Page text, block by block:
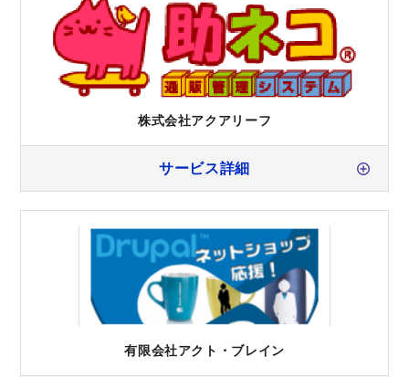
株式会社アクアリーフ
サービス詳細
有限会社アクト・ブレイン